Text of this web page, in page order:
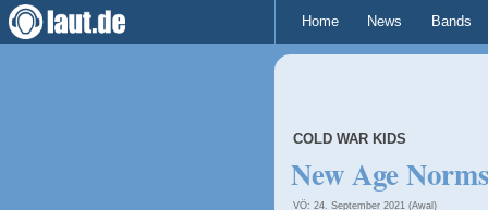
Home News Bands
COLD WAR KIDS
New Age
VÖ: 24. September 2021 (Awal)